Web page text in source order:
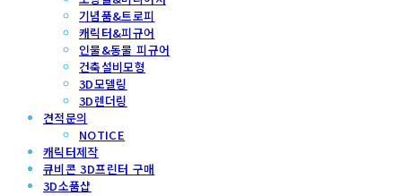
기념품&트로피
캐릭터&피규어
인물&동물 피규어
건축설비모형
3D모델링
3D렌더링
견적문의
NOTICE
캐릭터제작
큐비콘 3D프린터 구매
3D소품샵